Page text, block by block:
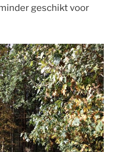
geschikt voor